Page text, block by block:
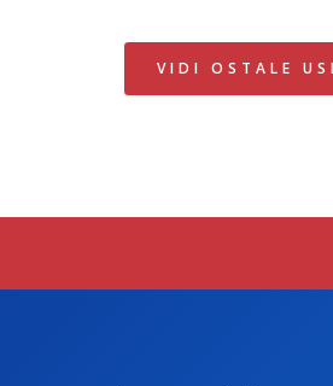
VIDI OSTALE